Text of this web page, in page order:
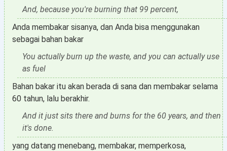
And, because you're burning that 99 percent,
Anda membakar sisanya, dan Anda bisa menggunakan
sebagai bahan bakar
You actually burn up the waste, and you can actually use
as fuel
Bahan bakar itu akan berada di sana dan membakar selama
60 tahun, lalu berakhir.
And it just sits there and burns for the 60 years, and then
it's done.
yang datang menebang, membakar, memperkosa,